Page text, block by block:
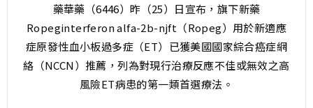
藥華藥（6446）昨（25）日宣布，旗下新藥
Ropeginterferon alfa-2b-njft（Ropeg）用於新適應
症原發性血小板過多症（ET）已獲美國國家綜合癌症網
絡（NCCN）推薦，列為對現行治療反應不佳或無效之高
風險ET病患的第一類首選療法。